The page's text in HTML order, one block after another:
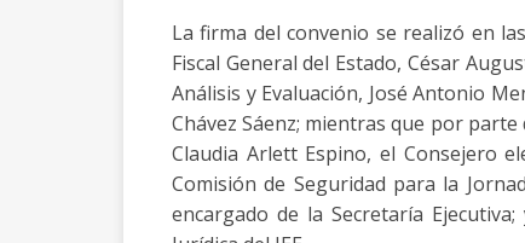
La firma del convenio se realizó en
Fiscal General del Estado, César
Análisis y Evaluación, José Antonio
Chávez Sáenz; mientras que por
Claudia Arlett Espino, el Consejero
Comisión de Seguridad para la
encargado de la Secretaría